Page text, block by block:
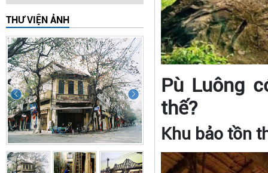
THƯ VIỆN ẢNH
Pù Luông
thế?
Khu bảo tồn